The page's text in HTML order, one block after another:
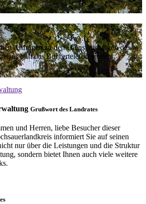
Anfragen zu den Dienstleistungen des
hilft das Bürgertelefon weiter.
Grußwort des Landrates
und Herren, liebe Besucher dieser
informiert Sie auf seinen
nur über die Leistungen und die Struktur
sondern bietet Ihnen auch viele weitere